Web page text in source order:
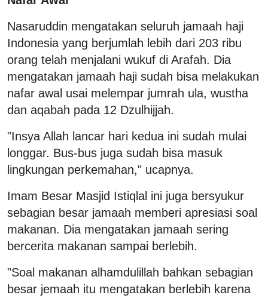
Nasaruddin mengatakan seluruh jamaah haji
Indonesia yang berjumlah lebih dari 203 ribu
orang telah menjalani wukuf di Arafah. Dia
mengatakan jamaah haji sudah bisa melakukan
nafar awal usai melempar jumrah ula, wustha
dan aqabah pada 12 Dzulhijjah.
"Insya Allah lancar hari kedua ini sudah mulai
longgar. Bus-bus juga sudah bisa masuk
lingkungan perkemahan," ucapnya.
Imam Besar Masjid Istiqlal ini juga bersyukur
sebagian besar jamaah memberi apresiasi soal
makanan. Dia mengatakan jamaah sering
bercerita makanan sampai berlebih.
"Soal makanan alhamdulillah bahkan sebagian
besar jemaah itu mengatakan berlebih karena